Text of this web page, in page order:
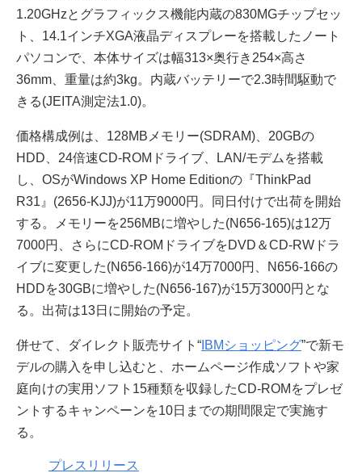
1.20GHzとグラフィックス機能内蔵の830MGチップセッ
ト、14.1インチXGA液晶ディスプレーを搭載したノート
パソコンで、本体サイズは幅313×奥行き254×高さ
36mm、重量は約3kg。内蔵バッテリーで2.3時間駆動で
きる(JEITA測定法1.0)。
価格構成例は、128MBメモリー(SDRAM)、20GBの
HDD、24倍速CD-ROMドライブ、LAN/モデムを搭載
し、OSがWindows XP Home Editionの『ThinkPad
R31』(2656-KJJ)が11万9000円。同日付けで出荷を開始
する。メモリーを256MBに増やした(N656-165)は12万
7000円、さらにCD-ROMドライブをDVD＆CD-RWドラ
イブに変更した(N656-166)が14万7000円、N656-166の
HDDを30GBに増やした(N656-167)が15万3000円とな
る。出荷は13日に開始の予定。
併せて、ダイレクト販売サイト“ IBMショッピング”で新モ
デルの購入を申し込むと、ホームページ作成ソフトや家
庭向けの実用ソフト15種類を収録したCD-ROMをプレゼ
ントするキャンペーンを10日までの期間限定で実施す
る。
プレスリリース